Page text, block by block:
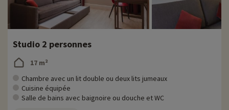
Studio 2 personnes
17 m²
Chambre avec un lit double ou deux lits jumeaux
Cuisine équipée
Salle de bains avec baignoire ou douche et WC